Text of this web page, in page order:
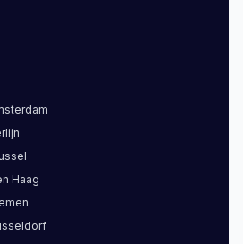
geeft voor medewerkers
in Laakhaven-
West biedt bedrijven
en
Haag